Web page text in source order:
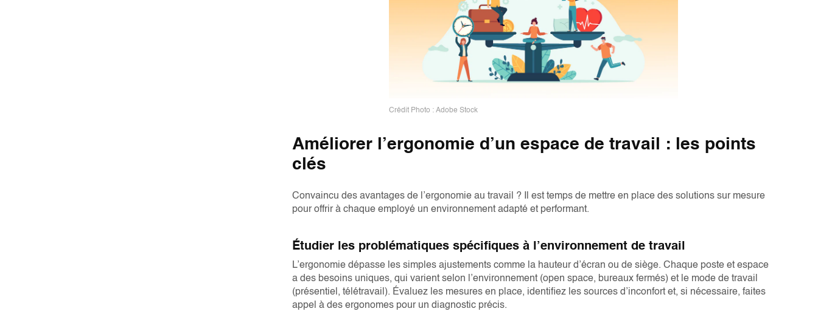
Crédit Photo : Adobe Stock
Améliorer l’ergonomie d’un espace de travail : les points
clés
Convaincu des avantages de l’ergonomie au travail ? Il est temps de mettre en place des solutions sur mesure
pour offrir à chaque employé un environnement adapté et performant.
Étudier les problématiques spécifiques à l’environnement de travail
L’ergonomie dépasse les simples ajustements comme la hauteur d’écran ou de siège. Chaque poste et espace
a des besoins uniques, qui varient selon l’environnement (open space, bureaux fermés) et le mode de travail
(présentiel, télétravail). Évaluez les mesures en place, identifiez les sources d’inconfort et, si nécessaire, faites
appel à des ergonomes pour un diagnostic précis.